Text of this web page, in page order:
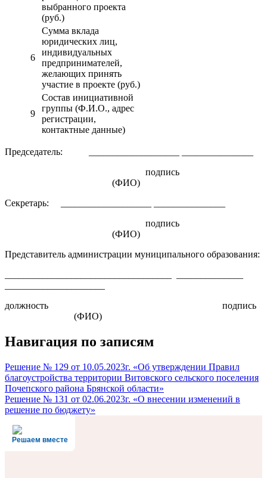
выбранного проекта
(руб.)
6
Сумма вклада
юридических лиц,
индивидуальных
предпринимателей,
желающих принять
участие в проекте (руб.)
9
Состав инициативной
группы (Ф.И.О., адрес
регистрации,
контактные данные)
Председатель: ___________________ _______________
подпись
(ФИО)
Секретарь: ___________________ _______________
подпись
(ФИО)
Представитель администрации муниципального образования:
должность подпись
(ФИО)
Навигация по записям
Решение № 129 от 10.05.2023г. «Об утверждении Правил
благоустройства территории Витовского сельского поселения
Почепского района Брянской области»
Решение № 131 от 02.06.2023г. «О внесении изменений в
решение по бюджету»
Решаем вместе